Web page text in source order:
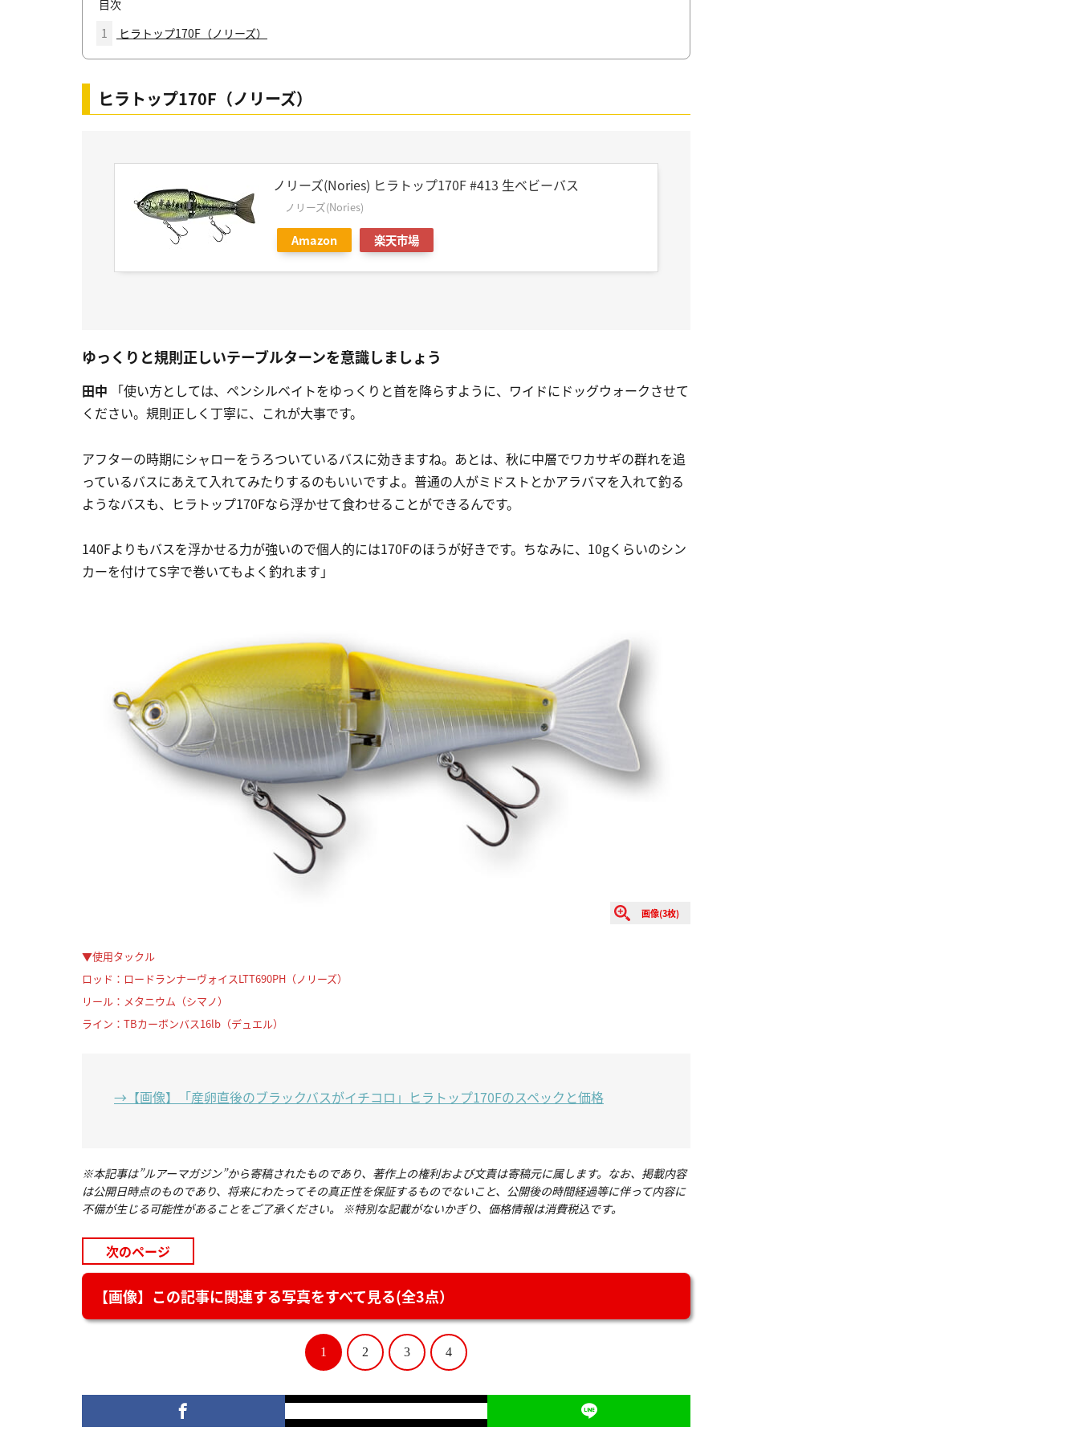
目次
1
ヒラトップ170F（ノリーズ）
ヒラトップ170F（ノリーズ）
ノリーズ(Nories) ヒラトップ170F #413 生ベビーバス
ノリーズ(Nories)
Amazon 楽天市場
ゆっくりと規則正しいテーブルターンを意識しましょう
田中 「使い方としては、ペンシルベイトをゆっくりと首を降らすように、ワイドにドッグウォークさせて
ください。規則正しく丁寧に、これが大事です。
アフターの時期にシャローをうろついているバスに効きますね。あとは、秋に中層でワカサギの群れを追
っているバスにあえて入れてみたりするのもいいですよ。普通の人がミドストとかアラバマを入れて釣る
ようなバスも、ヒラトップ170Fなら浮かせて食わせることができるんです。
140Fよりもバスを浮かせる力が強いので個人的には170Fのほうが好きです。ちなみに、10gくらいのシン
カーを付けてS字で巻いてもよく釣れます」
画像(3枚)
▼使用タックル
ロッド：ロードランナーヴォイスLTT690PH（ノリーズ）
リール：メタニウム（シマノ）
ライン：TBカーボンバス16lb（デュエル）
→【画像】「産卵直後のブラックバスがイチコロ」ヒラトップ170Fのスペックと価格
※本記事は”ルアーマガジン”から寄稿されたものであり、著作上の権利および文責は寄稿元に属します。なお、掲載内容
は公開日時点のものであり、将来にわたってその真正性を保証するものでないこと、公開後の時間経過等に伴って内容に
不備が生じる可能性があることをご了承ください。 ※特別な記載がないかぎり、価格情報は消費税込です。
次のページ
【画像】この記事に関連する写真をすべて見る(全3点）
1 2 3 4